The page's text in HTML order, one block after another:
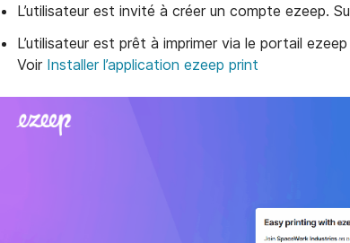
L’utilisateur est invité à créer un compte ezeep.
L’utilisateur est prêt à imprimer via le portail
Voir Installer l’application ezeep print